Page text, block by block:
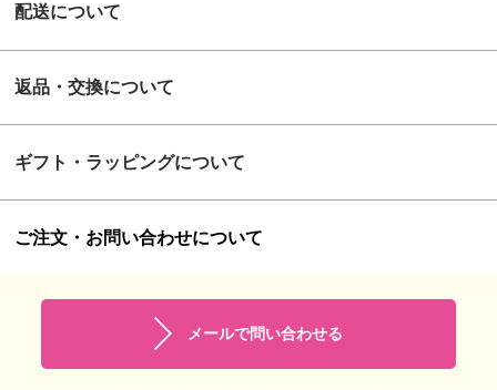
配送について
返品・交換について
ギフト・ラッピングについて
ご注文・お問い合わせについて
メールで問い合わせる